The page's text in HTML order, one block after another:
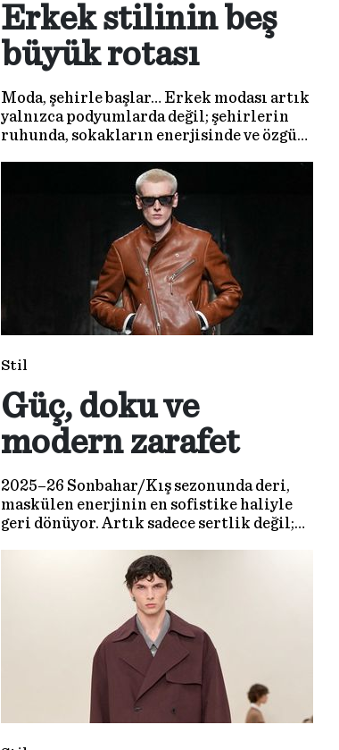
Erkek stilinin beş
büyük rotası
Moda, şehirle başlar… Erkek modası artık
yalnızca podyumlarda değil; şehirlerin
ruhunda, sokakların enerjisinde ve özgün
2025–26 kış sezonunda stil sahibi
erkekler için dünyanın en ilham verici
Stil
Güç, doku ve
modern zarafet
2025–26 Sonbahar/Kış sezonunda deri,
maskülen enerjinin en sofistike haliyle
geri dönüyor. Artık sadece sertlik değil;